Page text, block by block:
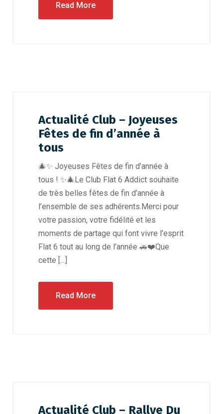
Read More
Actualité Club – Joyeuses
Fêtes de fin d’année à
tous
🎄✨ Joyeuses Fêtes de fin d’année à
tous ! ✨🎄Le Club Flat 6 Addict souhaite
de très belles fêtes de fin d’année à
l’ensemble de ses adhérents.Merci pour
votre passion, votre fidélité et les
moments de partage qui font vivre l’esprit
Flat 6 tout au long de l’année 🚗❤️Que
cette […]
Read More
Actualité Club – Rallye Du